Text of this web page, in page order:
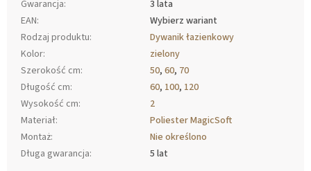
Gwarancja:
3 lata
EAN:
Wybierz wariant
Rodzaj produktu:
Dywanik łazienkowy
Kolor:
zielony
Szerokość cm: 50, 60, 70
Długość cm: 60, 100, 120
Wysokość cm:
2
Materiał:
Poliester MagicSoft
Montaż:
Nie określono
Długa gwarancja:
5 lat